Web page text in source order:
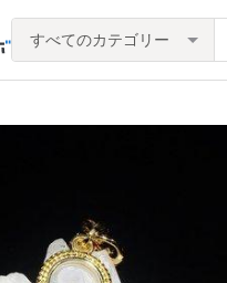
すべてのカテゴリー